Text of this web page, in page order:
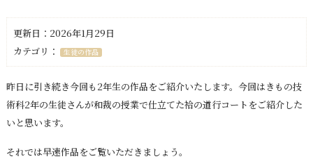
更新日：2026年1月29日
カテゴリ：
生徒の作品
昨日に引き続き今回も2年生の作品をご紹介いたします。今回はきもの技
術科2年の生徒さんが和裁の授業で仕立てた袷の道行コートをご紹介した
いと思います。
それでは早速作品をご覧いただきましょう。